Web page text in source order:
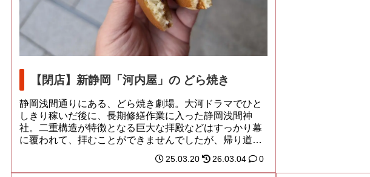
【閉店】新静岡「河内屋」の どら焼き
静岡浅間通りにある、どら焼き劇場。大河ドラマでひと
しきり稼いだ後に、長期修繕作業に入った静岡浅間神
社。二重構造が特徴となる巨大な拝殿などはすっかり幕
に覆われて、拝むことができませんでしたが、帰り道に
25.03.20 26.03.04 0